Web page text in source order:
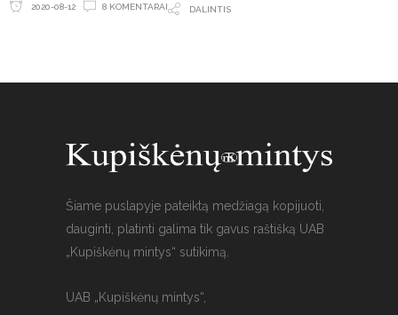
2020-08-12 8 KOMENTARAI DALINTIS
Šiame puslapyje pateiktą medžiagą kopijuoti,
dauginti, platinti galima tik gavus raštišką UAB
„Kupiškėnų mintys“ sutikimą.
UAB „Kupiškėnų mintys“,